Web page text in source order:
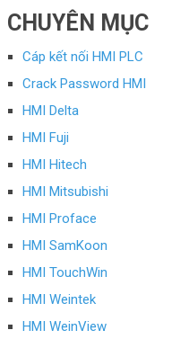
CHUYÊN MỤC
Cáp kết nối HMI PLC
Crack Password HMI
HMI Delta
HMI Fuji
HMI Hitech
HMI Mitsubishi
HMI Proface
HMI SamKoon
HMI TouchWin
HMI Weintek
HMI WeinView